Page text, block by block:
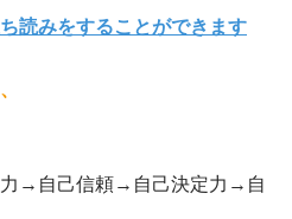
読みをすることができます
→自己信頼→自己決定力→自